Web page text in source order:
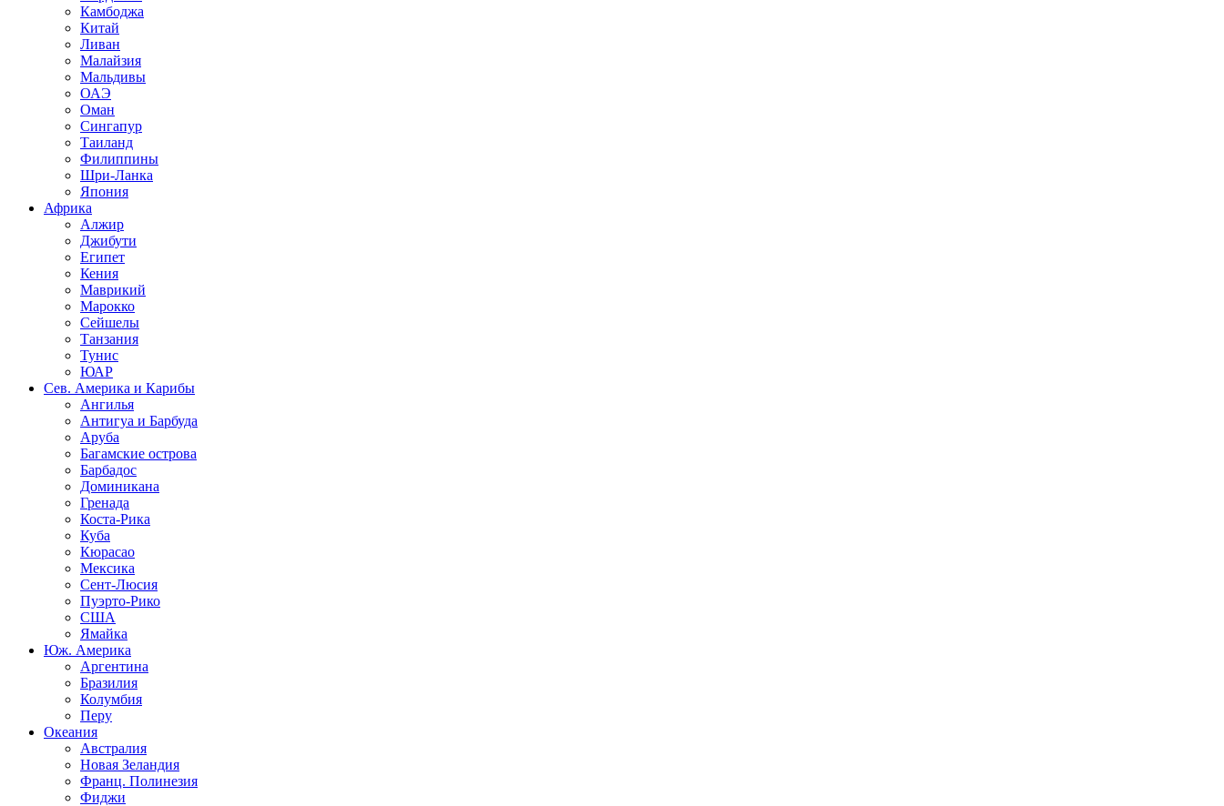
Камбоджа
Китай
Ливан
Малайзия
Мальдивы
ОАЭ
Оман
Сингапур
Таиланд
Филиппины
Шри-Ланка
Япония
Африка
Алжир
Джибути
Египет
Кения
Маврикий
Марокко
Сейшелы
Танзания
Тунис
ЮАР
Сев. Америка и Карибы
Ангилья
Антигуа и Барбуда
Аруба
Багамские острова
Барбадос
Доминикана
Гренада
Коста-Рика
Куба
Кюрасао
Мексика
Сент-Люсия
Пуэрто-Рико
США
Ямайка
Юж. Америка
Аргентина
Бразилия
Колумбия
Перу
Океания
Австралия
Новая Зеландия
Франц. Полинезия
Фиджи